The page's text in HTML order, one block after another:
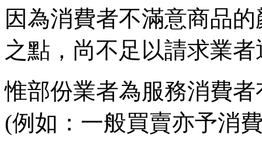
因為消費者不滿意商品
之點，尚不足以請求業
惟部份業者為服務消費
(例如：一般買賣亦予消